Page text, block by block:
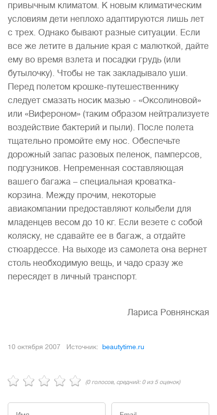
привычным климатом. К новым климатическим
условиям дети неплохо адаптируются лишь лет
с трех. Однако бывают разные ситуации. Если
все же летите в дальние края с малюткой, дайте
ему во время взлета и посадки грудь (или
бутылочку). Чтобы не так закладывало уши.
Перед полетом крошке-путешественнику
следует смазать носик мазью - «Оксолиновой»
или «Вифероном» (таким образом нейтрализуете
воздействие бактерий и пыли). После полета
тщательно промойте ему нос. Обеспечьте
дорожный запас разовых пеленок, памперсов,
подгузников. Непременная составляющая
вашего багажа – специальная кроватка-
корзина. Между прочим, некоторые
авиакомпании предоставляют колыбели для
младенцев весом до 10 кг. Если везете с собой
коляску, не сдавайте ее в багаж, а отдайте
стюардессе. На выходе из самолета она вернет
столь необходимую вещь, и чадо сразу же
пересядет в личный транспорт.
Лариса Ровнянская
10 октября 2007 Источник: beautytime.ru
(0голосов, средний: 0из 5 оценок)